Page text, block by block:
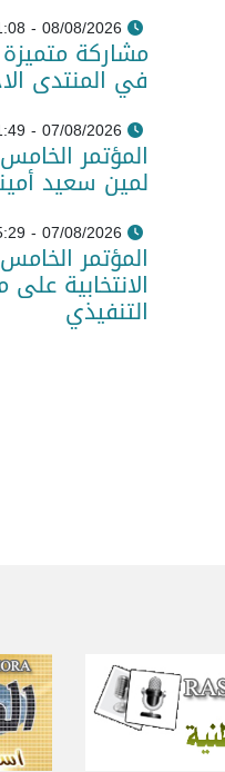
08/08/2026 - 01:08
مشاركة
في المنتدى
07/08/2026 - 21:49
المؤتمر
لمين سعيد
07/08/2026 - 15:29
المؤتمر
الانتخابية
التنفيذي